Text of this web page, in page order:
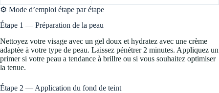
⚙️ Mode d’emploi étape par étape
Étape 1 — Préparation de la peau
Nettoyez votre visage avec un gel doux et hydratez avec une crème
adaptée à votre type de peau. Laissez pénétrer 2 minutes. Appliquez un
primer si votre peau a tendance à brillre ou si vous souhaitez optimiser
la tenue.
Étape 2 — Application du fond de teint